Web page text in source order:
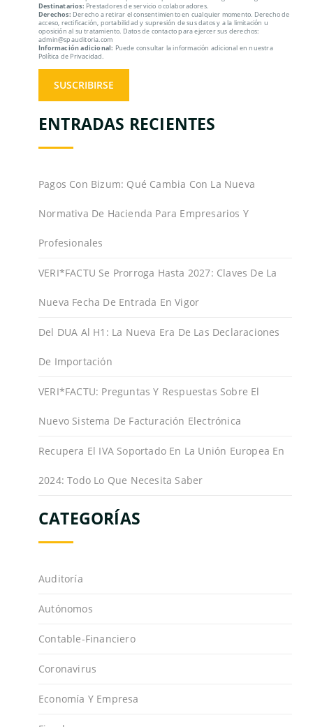
Destinatarios: Prestadores de servicio o colaboradores.
Derechos: Derecho a retirar el consentimiento en cualquier momento. Derecho de
acceso, rectificación, portabilidad y supresión de sus datos y a la limitación u
oposición al su tratamiento. Datos de contacto para ejercer sus derechos:
admin@spauditoria.com
Información adicional: Puede consultar la información adicional en nuestra
Política de Privacidad.
ENTRADAS RECIENTES
Pagos Con Bizum: Qué Cambia Con La Nueva
Normativa De Hacienda Para Empresarios Y
Profesionales
VERI*FACTU Se Prorroga Hasta 2027: Claves De La
Nueva Fecha De Entrada En Vigor
Del DUA Al H1: La Nueva Era De Las Declaraciones
De Importación
VERI*FACTU: Preguntas Y Respuestas Sobre El
Nuevo Sistema De Facturación Electrónica
Recupera El IVA Soportado En La Unión Europea En
2024: Todo Lo Que Necesita Saber
CATEGORÍAS
Auditoría
Autónomos
Contable-Financiero
Coronavirus
Economía Y Empresa